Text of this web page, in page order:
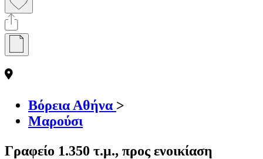
Βόρεια Αθήνα >
Μαρούσι
Γραφείο 1.350 τ.μ., προς ενοικίαση